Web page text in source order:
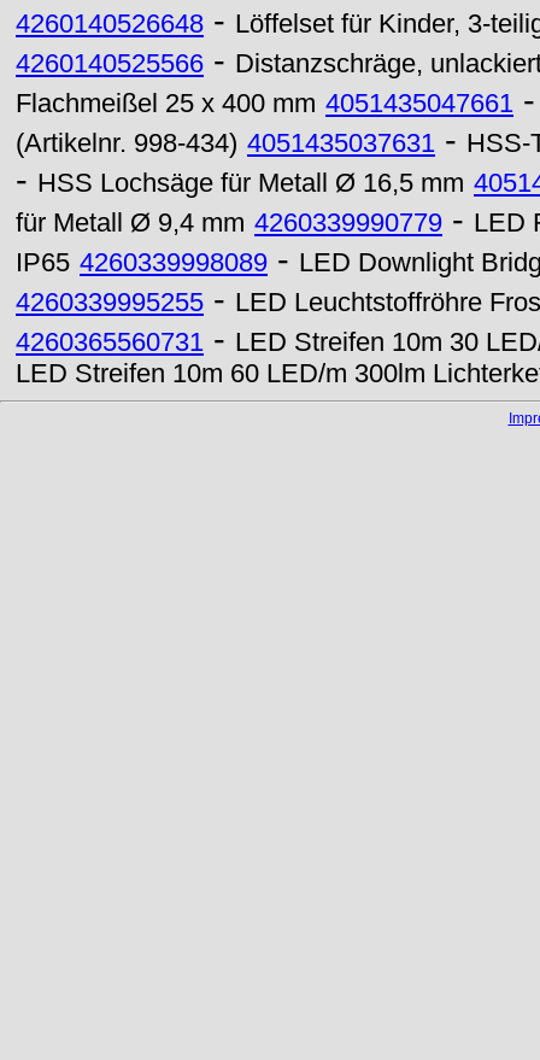
4260140526648 - Löffelset für Kinder, 3-
4260140525566 - Distanzschräge,
Flachmeißel 25 x 400 mm 4051435047661
(Artikelnr. 998-434) 4051435037631 - HSS-
- HSS Lochsäge für Metall Ø 16,5 mm
für Metall Ø 9,4 mm 4260339990779 - LED
IP65 4260339998089 - LED Downlight
4260339995255 - LED Leuchtstoffröhre
4260365560731 - LED Streifen 10m 30
LED Streifen 10m 60 LED/m 300lm